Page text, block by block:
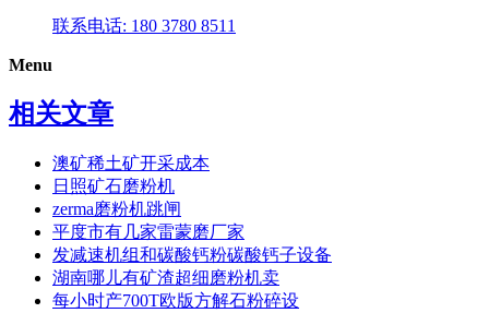
联系电话: 180 3780 8511
Menu
相关文章
澳矿稀土矿开采成本
日照矿石磨粉机
zerma磨粉机跳闸
平度市有几家雷蒙磨厂家
发减速机组和碳酸钙粉碳酸钙子设备
湖南哪儿有矿渣超细磨粉机卖
每小时产700T欧版方解石粉碎设